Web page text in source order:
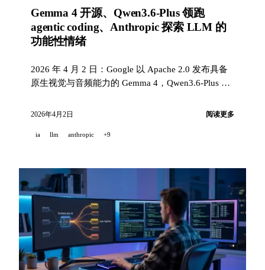
Gemma 4 开源、Qwen3.6-Plus 领跑
agentic coding、Anthropic 探索 LLM 的
功能性情绪
2026 年 4 月 2 日：Google 以 Apache 2.0 发布具备
原生视觉与音频能力的 Gemma 4，Qwen3.6-Plus 凭
Anthropic 则发布关于语言模型中功能性情绪的基础
2026年4月2日 阅读更多
ia llm anthropic +9